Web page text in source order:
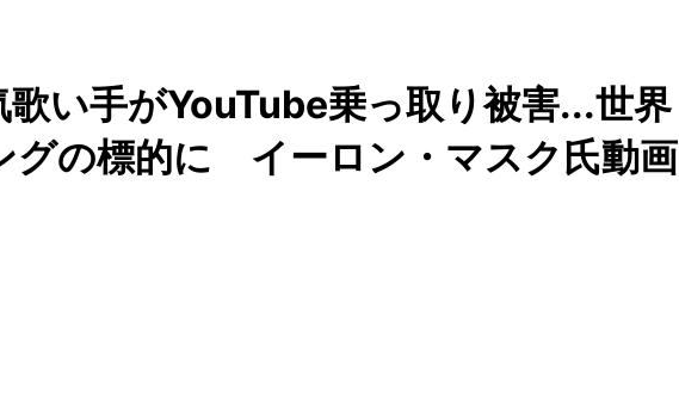
歌い手がYouTube乗っ取り被害...世界
グの標的に イーロン・マスク氏動画